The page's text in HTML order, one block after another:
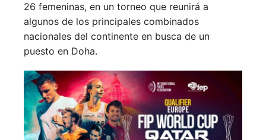
26 femeninas, en un torneo que reunirá a
algunos de los principales combinados
nacionales del continente en busca de un
puesto en Doha.